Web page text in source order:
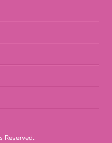
Reserved.